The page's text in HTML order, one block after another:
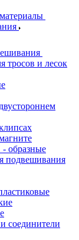
тросов и лесок
образные
подвешивания
соединители